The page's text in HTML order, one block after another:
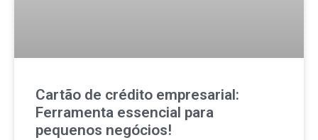
Cartão de crédito empresarial:
Ferramenta essencial para
pequenos negócios!